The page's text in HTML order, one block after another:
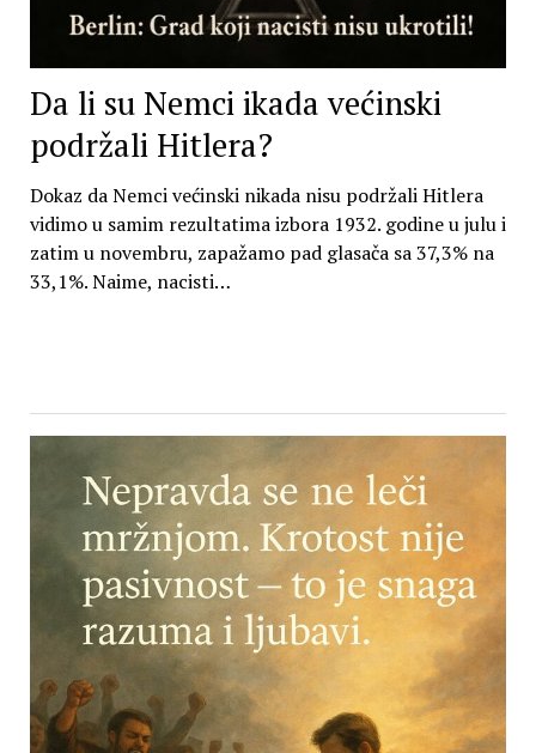
Da li su Nemci ikada većinski
podržali Hitlera?
Dokaz da Nemci većinski nikada nisu podržali Hitlera
vidimo u samim rezultatima izbora 1932. godine u julu i
zatim u novembru, zapažamo pad glasača sa 37,3% na
33,1%. Naime, nacisti…